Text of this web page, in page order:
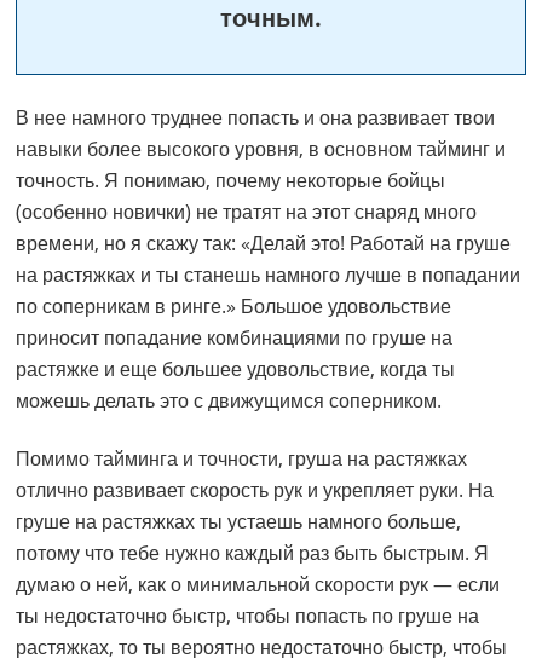
точным.
В нее намного труднее попасть и она развивает твои
навыки более высокого уровня, в основном тайминг и
точность. Я понимаю, почему некоторые бойцы
(особенно новички) не тратят на этот снаряд много
времени, но я скажу так: «Делай это! Работай на груше
на растяжках и ты станешь намного лучше в попадании
по соперникам в ринге.» Большое удовольствие
приносит попадание комбинациями по груше на
растяжке и еще большее удовольствие, когда ты
можешь делать это с движущимся соперником.
Помимо тайминга и точности, груша на растяжках
отлично развивает скорость рук и укрепляет руки. На
груше на растяжках ты устаешь намного больше,
потому что тебе нужно каждый раз быть быстрым. Я
думаю о ней, как о минимальной скорости рук — если
ты недостаточно быстр, чтобы попасть по груше на
растяжках, то ты вероятно недостаточно быстр, чтобы